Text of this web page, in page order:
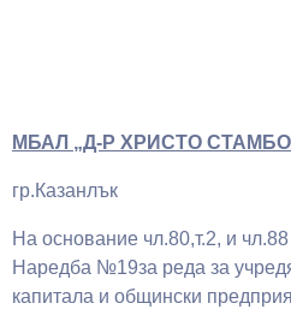
МБАЛ „Д-Р ХРИСТО
гр.Казанлък
На основание чл.80,т.2, и
Наредба №19за реда за
капитала и общински